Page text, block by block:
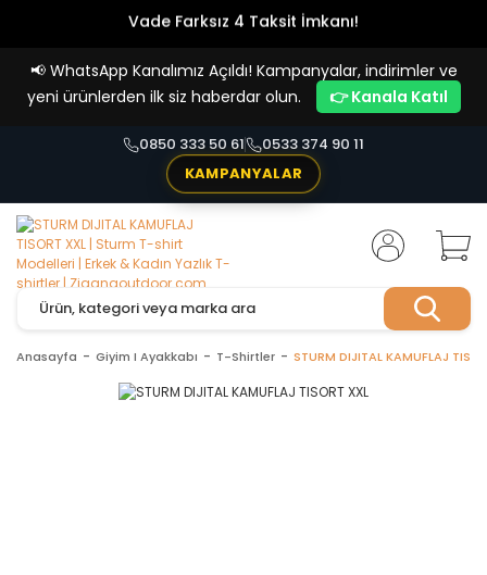
Vade Farksız 4 Taksit İmkanı!
📢 WhatsApp Kanalımız Açıldı! Kampanyalar, indirimler ve
yeni ürünlerden ilk siz haberdar olun.
👉 Kanala Katıl
0850 333 50 61
0533 374 90 11
KAMPANYALAR
Anasayfa Giyim I Ayakkabı T-Shirtler STURM DIJITAL KAMUFLAJ